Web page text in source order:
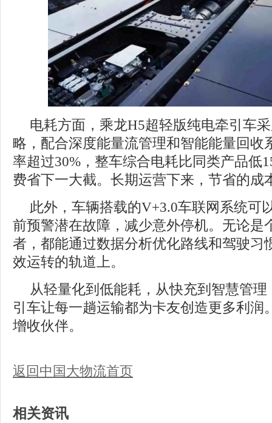
电耗方面，乘龙H5超轻版纯电牵引车
略，配合深度能量流管理和智能能量回收
率超过30%，整车综合电耗比同类产品低
费省下一大截。长期运营下来，节省的成
此外，车辆搭载的V+3.0车联网系统可
前预警潜在故障，减少意外停机。无论是
者，都能通过数据分析优化路线和驾驶习
效运转的轨道上。
从轻量化到低能耗，从快充到智慧管
引车让每一趟运输都为卡友创造更多利润
增收伙伴。
返回中国大物流首页
相关资讯